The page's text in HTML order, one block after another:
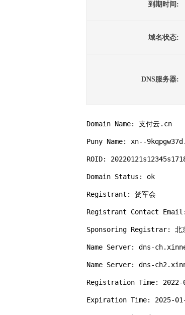
到期时间:
域名状态:
DNS服务器:
Domain Name: 支付云.cn
Puny Name: xn--
ROID:
Domain Status: ok
Registrant: 贺军会
Registrant Contact Email:
Sponsoring Registrar: 北京
Name Server: dns-
Name Server: dns-
Registration Time: 2022-
Expiration Time: 2025-